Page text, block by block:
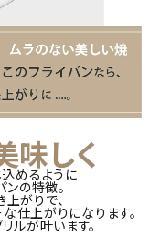
味しく
めるように
の特徴。
がりで、
仕上がりになります。
ルが叶います。